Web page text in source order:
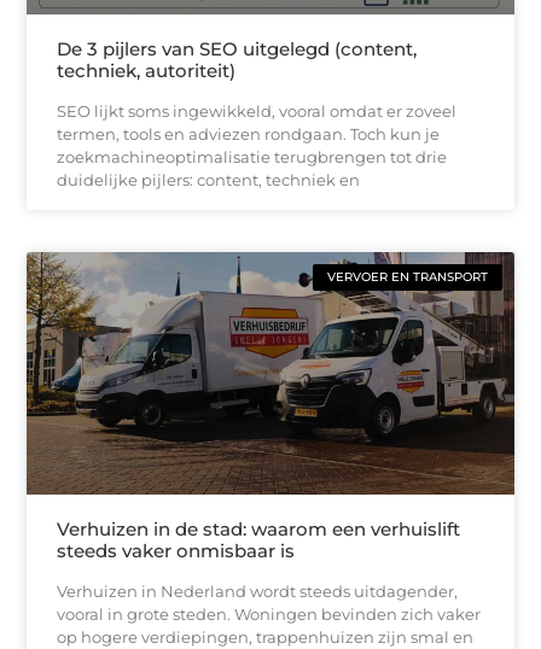
De 3 pijlers van SEO uitgelegd (content,
techniek, autoriteit)
SEO lijkt soms ingewikkeld, vooral omdat er zoveel
termen, tools en adviezen rondgaan. Toch kun je
zoekmachineoptimalisatie terugbrengen tot drie
duidelijke pijlers: content, techniek en
VERVOER EN TRANSPORT
Verhuizen in de stad: waarom een verhuislift
steeds vaker onmisbaar is
Verhuizen in Nederland wordt steeds uitdagender,
vooral in grote steden. Woningen bevinden zich vaker
op hogere verdiepingen, trappenhuizen zijn smal en